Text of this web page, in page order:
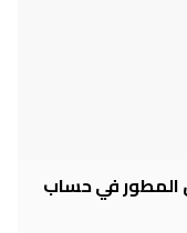
المطور في حساب